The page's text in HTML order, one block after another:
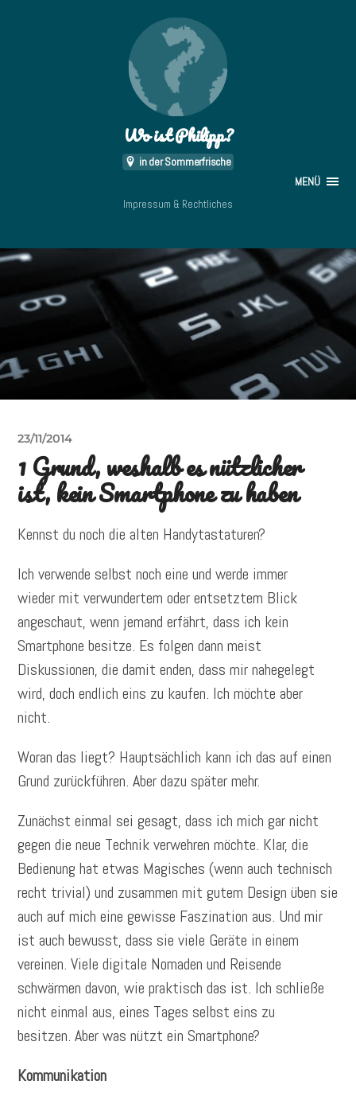
Wo ist Philipp?
in der Sommerfrische
MENÜ
Impressum & Rechtliches
23/11/2014
1 Grund, weshalb es nützlicher
ist, kein Smartphone zu haben
Kennst du noch die alten Handytastaturen?
Ich verwende selbst noch eine und werde immer
wieder mit verwundertem oder entsetztem Blick
angeschaut, wenn jemand erfährt, dass ich kein
Smartphone besitze. Es folgen dann meist
Diskussionen, die damit enden, dass mir nahegelegt
wird, doch endlich eins zu kaufen. Ich möchte aber
nicht.
Woran das liegt? Hauptsächlich kann ich das auf einen
Grund zurückführen. Aber dazu später mehr.
Zunächst einmal sei gesagt, dass ich mich gar nicht
gegen die neue Technik verwehren möchte. Klar, die
Bedienung hat etwas Magisches (wenn auch technisch
recht trivial) und zusammen mit gutem Design üben sie
auch auf mich eine gewisse Faszination aus. Und mir
ist auch bewusst, dass sie viele Geräte in einem
vereinen. Viele digitale Nomaden und Reisende
schwärmen davon, wie praktisch das ist. Ich schließe
nicht einmal aus, eines Tages selbst eins zu
besitzen. Aber was nützt ein Smartphone?
Kommunikation